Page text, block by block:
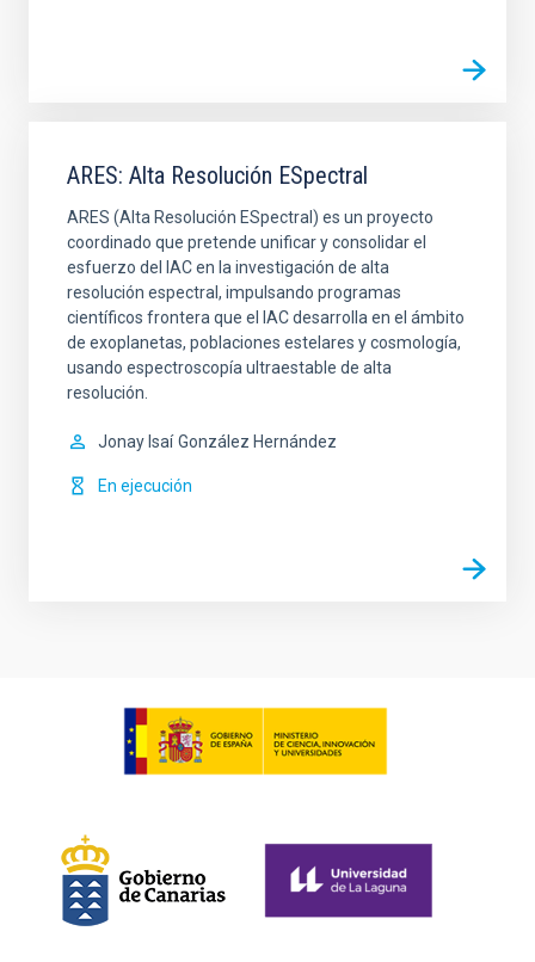
ARES: Alta Resolución ESpectral
ARES (Alta Resolución ESpectral) es un proyecto
coordinado que pretende unificar y consolidar el
esfuerzo del IAC en la investigación de alta
resolución espectral, impulsando programas
científicos frontera que el IAC desarrolla en el ámbito
de exoplanetas, poblaciones estelares y cosmología,
usando espectroscopía ultraestable de alta
resolución.
Jonay Isaí González Hernández
En ejecución